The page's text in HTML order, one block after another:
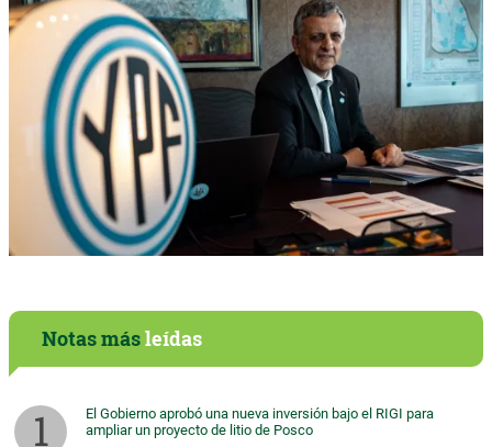
Notas másleídas
El Gobierno aprobó una nueva inversión bajo el RIGI para
ampliar un proyecto de litio de Posco